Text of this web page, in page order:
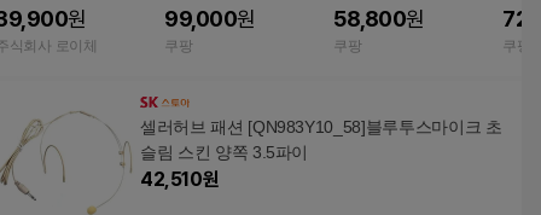
마이크 2023
원
식회사 로이체
래방 방음 마이크 블루
투스노래방마이크 미
음마이크
99,000원
쿠팡
58,800원
쿠팡 쿠팡
셀러허브 패션 [QN983Y10_58]블루투스마이크 초
슬림 스킨 양쪽 3.5파이
42,510원